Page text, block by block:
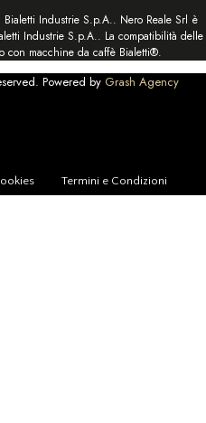
Industrie S.p.A.. Nero Reale Srl è
Industrie S.p.A.. La compatibilità delle
con macchine da caffè Bialetti®.
Powered by Grash Agency
Termini e Condizioni